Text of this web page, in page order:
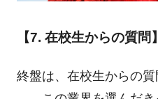
【7. 在校生からの質問】
終盤は、在校生からの質